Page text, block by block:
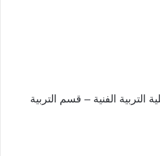
التربية الفنية – قسم التربية